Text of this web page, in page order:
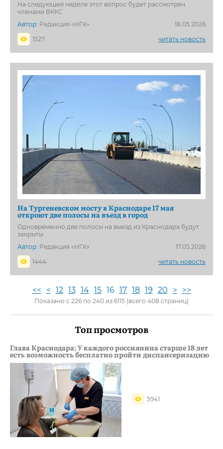
На следующей неделе этот вопрос будет рассмотрен
членами ВККС
Автор: Редакция «НГК»
18.05.2026
1527
читать новость
На Тургеневском мосту в Краснодаре 17 мая
откроют две полосы на въезд в город
Одновременно две полосы на выезд из Краснодара будут
закрыты
Автор: Редакция «НГК»
17.05.2026
1444
читать новость
<< < 12 13 14 15 16 17 18 19 20 > >>
Показано с 226 по 240 из 6115 (всего 408 страниц)
Топ просмотров
Глава Краснодара: У каждого россиянина старше 18 лет
есть возможность бесплатно пройти диспансеризацию
5941